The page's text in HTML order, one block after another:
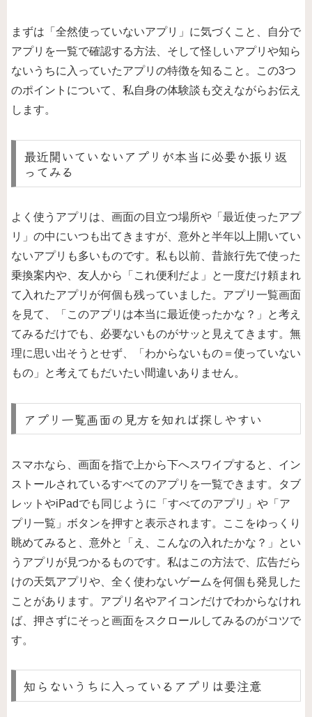
まずは「全然使っていないアプリ」に気づくこと、自分で
アプリを一覧で確認する方法、そして怪しいアプリや知ら
ないうちに入っていたアプリの特徴を知ること。この3つ
のポイントについて、私自身の体験談も交えながらお伝え
します。
最近開いていないアプリが本当に必要か振り返
ってみる
よく使うアプリは、画面の目立つ場所や「最近使ったアプ
リ」の中にいつも出てきますが、意外と半年以上開いてい
ないアプリも多いものです。私も以前、昔旅行先で使った
乗換案内や、友人から「これ便利だよ」と一度だけ頼まれ
て入れたアプリが何個も残っていました。アプリ一覧画面
を見て、「このアプリは本当に最近使ったかな？」と考え
てみるだけでも、必要ないものがサッと見えてきます。無
理に思い出そうとせず、「わからないもの＝使っていない
もの」と考えてもだいたい間違いありません。
アプリ一覧画面の見方を知れば探しやすい
スマホなら、画面を指で上から下へスワイプすると、イン
ストールされているすべてのアプリを一覧できます。タブ
レットやiPadでも同じように「すべてのアプリ」や「ア
プリ一覧」ボタンを押すと表示されます。ここをゆっくり
眺めてみると、意外と「え、こんなの入れたかな？」とい
うアプリが見つかるものです。私はこの方法で、広告だら
けの天気アプリや、全く使わないゲームを何個も発見した
ことがあります。アプリ名やアイコンだけでわからなけれ
ば、押さずにそっと画面をスクロールしてみるのがコツで
す。
知らないうちに入っているアプリは要注意